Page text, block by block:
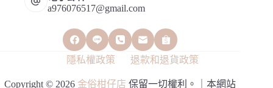
a976076517@gmail.com
隱私權政策 退款和退貨政策
Copyright © 2026 金俗柑仔店 保留一切權利。｜本網站